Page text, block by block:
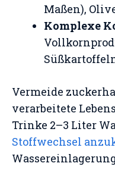
Maßen),
Komplexe
Vermeide
verarbeitete
Trinke 2–3 Liter
Stoffwechsel